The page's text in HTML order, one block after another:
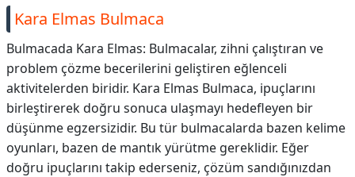
Kara Elmas Bulmaca
Bulmacada Kara Elmas: Bulmacalar, zihni çalıştıran ve
problem çözme becerilerini geliştiren eğlenceli
aktivitelerden biridir. Kara Elmas Bulmaca, ipuçlarını
birleştirerek doğru sonuca ulaşmayı hedefleyen bir
düşünme egzersizidir. Bu tür bulmacalarda bazen kelime
oyunları, bazen de mantık yürütme gereklidir. Eğer
doğru ipuçlarını takip ederseniz, çözüm sandığınızdan